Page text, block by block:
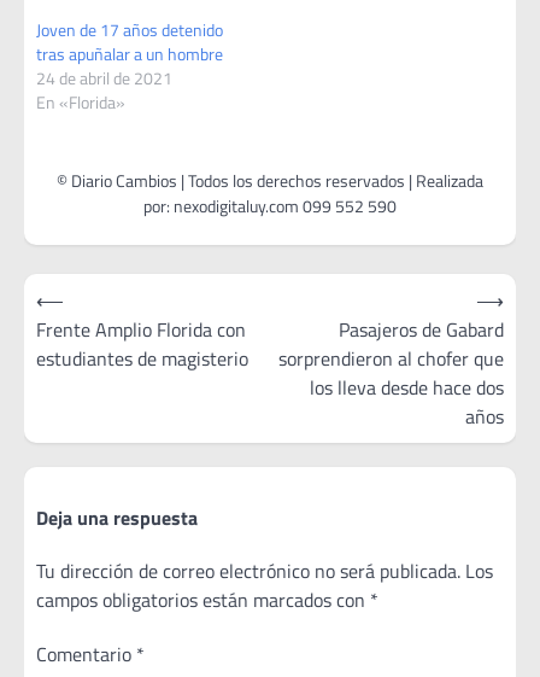
Joven de 17 años detenido
tras apuñalar a un hombre
24 de abril de 2021
En «Florida»
Navegación
de
entradas
⟵
Frente Amplio Florida con
estudiantes de magisterio
Pasajeros de Gabard
sorprendieron al chofer que
los lleva desde hace dos
años
⟶
Deja una respuesta
Tu dirección de correo electrónico no será publicada. Los
campos obligatorios están marcados con *
Comentario *